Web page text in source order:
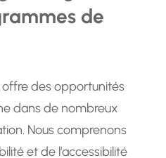
de
des opportunités
dans de nombreux
Nous comprenons
et de l’accessibilité